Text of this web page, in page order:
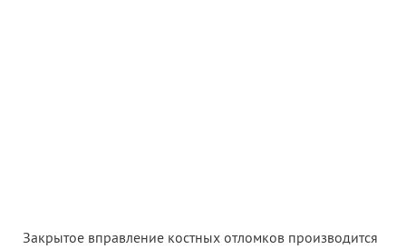
Закрытое вправление костных отломков производится